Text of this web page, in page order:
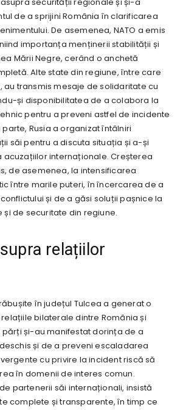
de a sprijini România în clarificarea
De asemenea, NATO a emis
importanța menținerii stabilității și
Mării Negre, cerând o anchetă
Alte state din regiune, între care
au transmis mesaje de solidaritate cu
și disponibilitatea de a colabora la
pentru a preveni astfel de incidente
Rusia a organizat întâlniri
săi pentru a discuta situația și a-și
acuzațiilor internaționale. Creșterea
de asemenea, la intensificarea
între marile puteri, în încercarea de a
și de a găsi soluții pașnice la
de securitate din regiune.
relațiilor
în județul Tulcea a generat o
bilaterale dintre România și
părți și-au manifestat dorința de a
și de a preveni escaladarea
cu privire la incident riscă să
în domenii de interes comun.
partenerii săi internaționali, insistă
complete și transparente, în timp ce